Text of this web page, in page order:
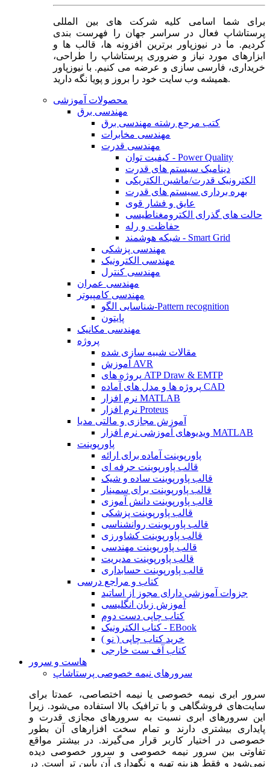
برای شما اسامی کلیه شرکت های بین المللی
پرستاشاپ فعال در سراسر جهان را فهرست بندی
کردیم. ما در نیوزپاور برترین افزونه ها، قالب ها و
ابزارهای مورد نیاز و ضروری پرستاشاپ را طراحی،
خریداری، فارسی سازی و عرضه می کنیم. با نیوزپاور
همیشه وب سایت خود را بروز و پویا نگه دارید.
محصولات آموزشی
مهندسی برق
کتب مرجع رشته مهندسی برق
مهندسی مخابرات
مهندسی قدرت
کیفیت توان - Power Quality
دینامیک سیستم های قدرت
الکترونیک قدرت/ماشین الکتریکی
بهره برداری سیستم های قدرت
عایق و فشار قوی
حالت های گذرای الکترومغناطیسی
حفاظت و رله
شبکه هوشمند - Smart Grid
مهندسی پزشکی
مهندسی الکترونیک
مهندسی کنترل
مهندسی عمران
مهندسی کامپیوتر
شناسایی الگو-Pattern recognition
پایتون
مهندسی مکانیک
پروژه
مقالات شبیه سازی شده
آموزش AVR
پروژه های ATP Draw & EMTP
پروژه ها و مدل های آماده CAD
نرم افزار MATLAB
نرم افزار Proteus
آموزش مجازی و مالتی مدیا
ویدیوهای آموزشی نرم افزار MATLAB
پاورپوینت
پاورپوینت آماده برای ارائه
قالب پاورپوینت حرفه ای
قالب پاورپوینت ساده و شیک
قالب پاورپوینت برای سمینار
قالب پاورپوینت دانش آموزی
قالب پاورپوینت پزشکی
قالب پاورپوینت روانشناسی
قالب پاورپوینت کشاورزی
قالب پاورپوینت مهندسی
قالب پاورپوینت مدیریت
قالب پاورپوینت حسابداری
کتاب و مراجع درسی
جزوات آموزشی دارای مجوز از اساتید
آموزش زبان انگلیسی
کتاب چاپی دست دوم
کتاب الکترونیک - EBook
خرید کتاب چاپی ( نو )
کتاب آف ست خارجی
هاست و سرور
سرورهای نیمه خصوصی پرستاشاپ
سرور ابری نیمه خصوصی یا نیمه اختصاصی، عمدتا برای
سایت‌های فروشگاهی و با ترافیک بالا استفاده می‌شود. زیرا
این سرورهای ابری نسبت به سرورهای مجازی قدرت و
پایداری بیشتری دارند و تمام سخت افزارهای آن بطور
خصوصی در اختیار کاربر قرار می‌گیرند. در بیشتر مواقع
تفاوتی بین سرور نیمه خصوصی و سرور خصوصی دیده
نمی‌شود و فقط هزینه تهیه و نگهداری آن پایین تر است. در